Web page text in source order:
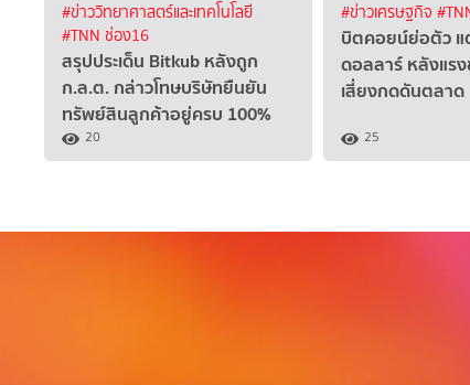
#ข่าววิทยาศาสตร์และเทคโนโลยี
#TNN ช่อง16
สรุปประเด็น Bitkub หลังถูก
ก.ล.ต. กล่าวโทษบริษัทยืนยัน
ทรัพย์สินลูกค้าอยู่ครบ 100%
20
#ข่าวเศรษฐกิจ
บิตคอยน์ย่อตัว แ
ดอลลาร์ หลังแร
เสี่ยงกดดันตลาด
25